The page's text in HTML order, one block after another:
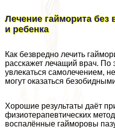
Лечение гайморита без
и ребенка
Как безвредно лечить
расскажет лечащий врач. По
увлекаться самолечением,
могут оказаться
Хорошие результаты даёт
физиотерапевтических
воспалённые гайморовы